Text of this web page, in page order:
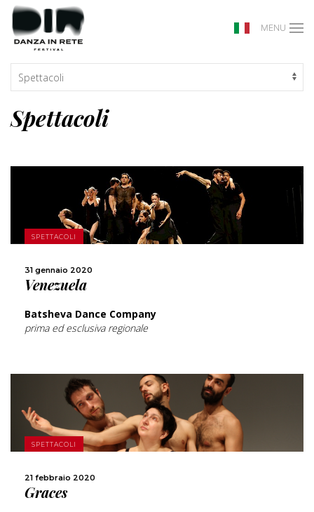
MENU
Spettacoli
SPETTACOLI
31 gennaio 2020
Venezuela
Batsheva Dance Company
prima ed esclusiva regionale
SCOPRI DI PIÙ
SPETTACOLI
21 febbraio 2020
Graces
SCOPRI DI PIÙ